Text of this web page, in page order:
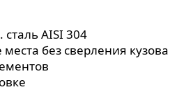
AISI 304
без сверления кузова